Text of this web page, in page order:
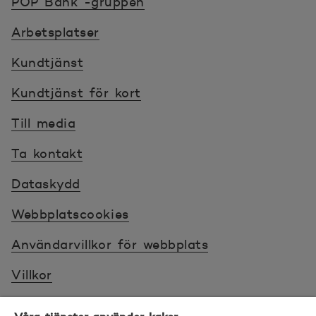
2025-09-05
2025-09-09
2025-09-10
2025-09-11
2025-09-15
Arbetsplatser
Kundtjänst
Kundtjänst för kort
Till media
Ta kontakt
Dataskydd
Webbplatscookies
Användarvillkor för webbplats
Villkor